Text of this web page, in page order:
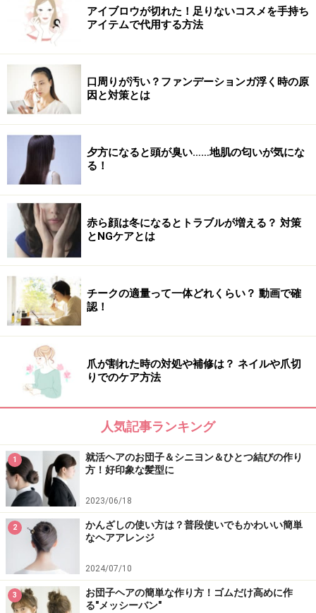
アイブロウが切れた！足りないコスメを手持ち
アイテムで代用する方法
口周りが汚い？ファンデーションガ浮く時の原
因と対策とは
夕方になると頭が臭い……地肌の匂いが気にな
る！
赤ら顔は冬になるとトラブルが増える？ 対策
とNGケアとは
チークの適量って一体どれくらい？ 動画で確
認！
爪が割れた時の対処や補修は？ ネイルや爪切
りでのケア方法
人気記事ランキング
1
就活ヘアのお団子＆シニヨン＆ひとつ結びの作り
方！好印象な髪型に
2023/06/18
2
かんざしの使い方は？普段使いでもかわいい簡単
なヘアアレンジ
2024/07/10
3
お団子ヘアの簡単な作り方！ゴムだけ高めに作
る"メッシーバン"